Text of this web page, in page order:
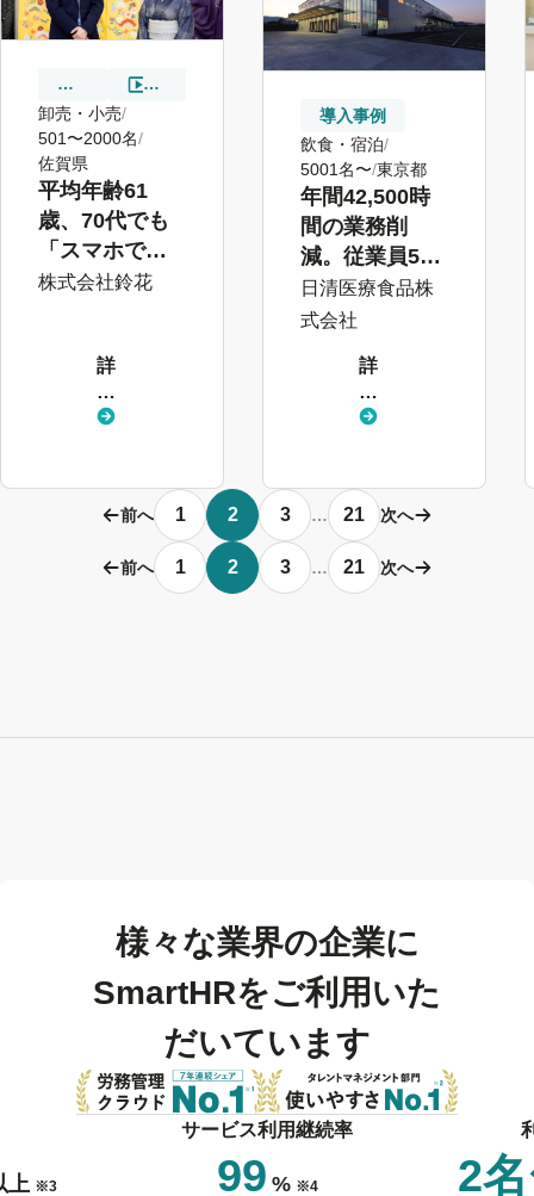
導
入
事
例
動
卸売・小売
501〜2000名
佐賀県
平均年齢61
歳、70代でも
「スマホで簡
単」。老舗企
クオフィスDX
株式会社鈴花
詳
し
く
導入事例
飲食・宿泊
5001名〜 東京都
年間42,500時
間の業務削
減。従業員5万
人超“世代を超
えた”労務ペー
日清医療食品株
式会社
詳
し
く
前へ 1 2 3 … 21 次へ
前へ 1 2 3 … 21 次へ
様々な業界の企業に
SmartHRをご利用いた
だいています
上 ※3
サービス利用継続率
99 % ※4 2